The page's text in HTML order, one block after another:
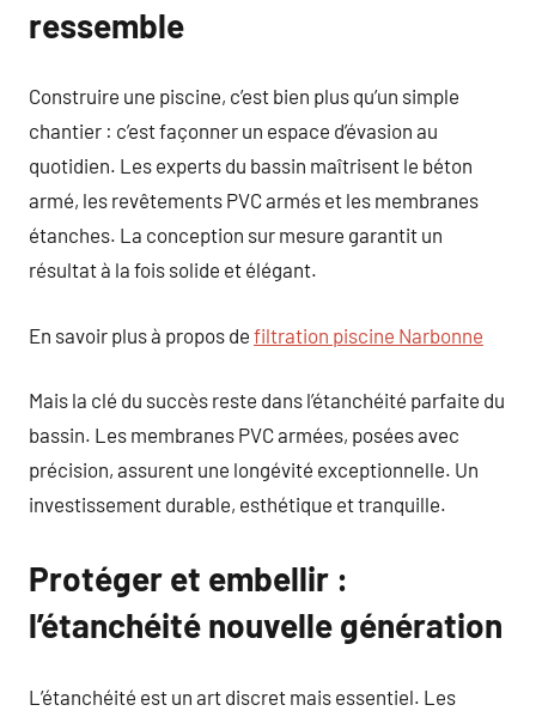
ressemble
Construire une piscine, c’est bien plus qu’un simple
chantier : c’est façonner un espace d’évasion au
quotidien. Les experts du bassin maîtrisent le béton
armé, les revêtements PVC armés et les membranes
étanches. La conception sur mesure garantit un
résultat à la fois solide et élégant.
En savoir plus à propos de filtration piscine Narbonne
Mais la clé du succès reste dans l’étanchéité parfaite du
bassin. Les membranes PVC armées, posées avec
précision, assurent une longévité exceptionnelle. Un
investissement durable, esthétique et tranquille.
Protéger et embellir :
l’étanchéité nouvelle génération
L’étanchéité est un art discret mais essentiel. Les